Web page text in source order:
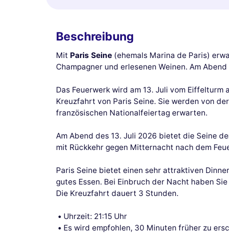
Beschreibung
Mit Paris Seine (ehemals Marina de Paris)
Champagner und erlesenen Weinen. Am
Das Feuerwerk wird am 13. Juli vom
Kreuzfahrt von Paris Seine. Sie werden von
französischen Nationalfeiertag erwarten.
Am Abend des 13. Juli 2026 bietet die Seine
mit Rückkehr gegen Mitternacht nach dem
Paris Seine bietet einen sehr attraktiven
gutes Essen. Bei Einbruch der Nacht haben
Die Kreuzfahrt dauert 3 Stunden.
Uhrzeit: 21:15 Uhr
Es wird empfohlen, 30 Minuten früher zu